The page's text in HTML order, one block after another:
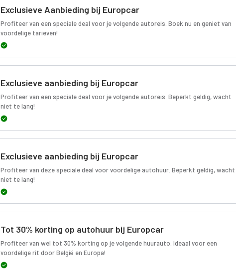
Exclusieve Aanbieding bij Europcar
Profiteer van een speciale deal voor je volgende autoreis. Boek nu en geniet van
voordelige tarieven!
Exclusieve aanbieding bij Europcar
Profiteer van een speciale deal voor je volgende autoreis. Beperkt geldig, wacht
niet te lang!
Exclusieve aanbieding bij Europcar
Profiteer van deze speciale deal voor voordelige autohuur. Beperkt geldig, wacht
niet te lang!
Tot 30% korting op autohuur bij Europcar
Profiteer van wel tot 30% korting op je volgende huurauto. Ideaal voor een
voordelige rit door België en Europa!